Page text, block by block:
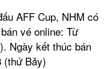
AFF Cup, NHM có
vé online: Từ
Ngày kết thúc bán
(thứ Bảy)